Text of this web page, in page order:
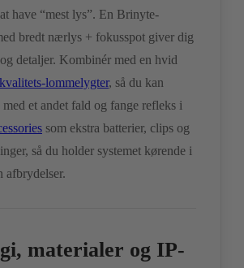
have “mest lys”. En Brinyte-
bredt nærlys + fokusspot giver dig
detaljer. Kombinér med en hvid
kvalitets-lommelygter, så du kan
et andet fald og fange refleks i
som ekstra batterier, clips og
så du holder systemet kørende i
afbrydelser.
materialer og IP-